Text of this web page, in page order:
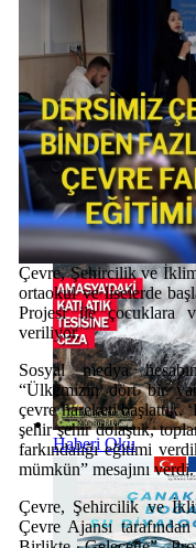
Haberi Oku
Haberi Oku
Haberi Oku
Çevre, Şehircilik ve
ortaokul ve liselerde
Projesi ile çocuklara
veriliyor.
Sosyal medya
“Ülkemizin dört bir
çevre hareketi başlattık.
şehir şehir dolaştık,
farkındalığı eğitimi
mümkün” mesajını verdi.
Çevre, Şehircilik ve
Çevre Ajansı